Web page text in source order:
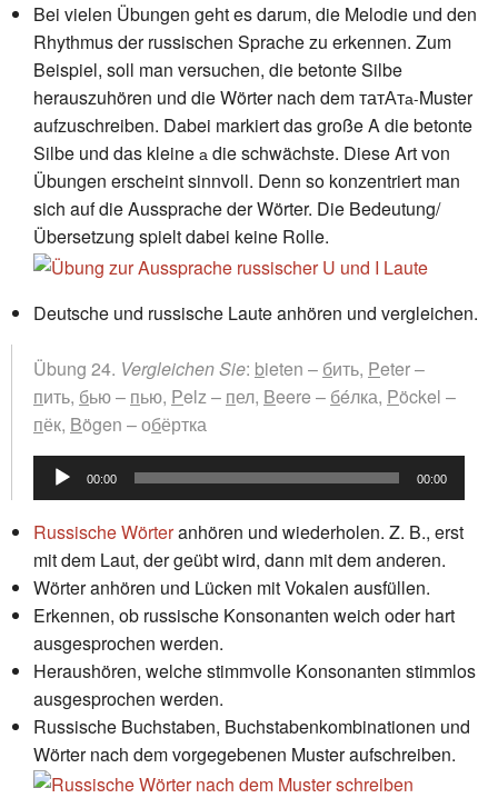
Bei vielen Übungen geht es darum, die Melodie und den
Rhythmus der russischen Sprache zu erkennen. Zum
Beispiel, soll man versuchen, die betonte Silbe
herauszuhören und die Wörter nach dem татАта-Muster
aufzuschreiben. Dabei markiert das große A die betonte
Silbe und das kleine а die schwächste. Diese Art von
Übungen erscheint sinnvoll. Denn so konzentriert man
sich auf die Aussprache der Wörter. Die Bedeutung/
Übersetzung spielt dabei keine Rolle.
Deutsche und russische Laute anhören und vergleichen.
Übung 24. Vergleichen Sie: bieten – бить, Peter –
пить, бью – пью, Pelz – пел, Beere – бéлка, Pöckel –
пёк, Bögen – обёртка
Audio-
Player
00:00 00:00
Russische Wörteranhören und wiederholen. Z. B., erst
mit dem Laut, der geübt wird, dann mit dem anderen.
Wörter anhören und Lücken mit Vokalen ausfüllen.
Erkennen, ob russische Konsonanten weich oder hart
ausgesprochen werden.
Heraushören, welche stimmvolle Konsonanten stimmlos
ausgesprochen werden.
Russische Buchstaben, Buchstabenkombinationen und
Wörter nach dem vorgegebenen Muster aufschreiben.